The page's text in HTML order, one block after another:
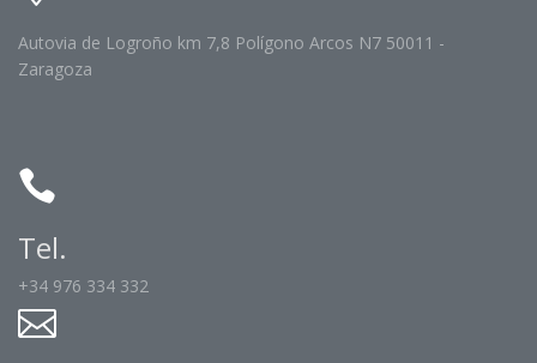
Autovia de Logroño km 7,8 Polígono Arcos N7 50011 -
Zaragoza
Tel.
+34 976 334 332